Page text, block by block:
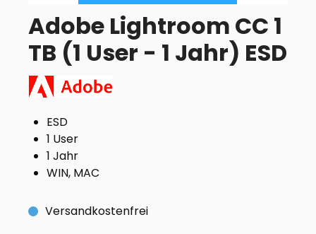
Adobe Lightroom CC 1
TB (1 User - 1 Jahr) ESD
ESD
1 User
1 Jahr
WIN, MAC
Versandkostenfrei